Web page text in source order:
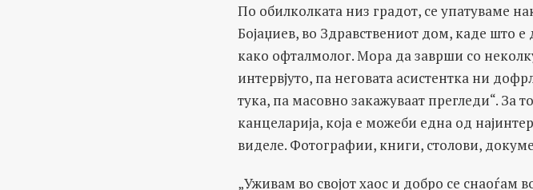
По обилколката низ градот, се упатуваме
Бојаџиев, во Здравствениот дом, каде што
како офталмолог. Мора да заврши со
интервјуто, па неговата асистентка ни
тука, па масовно закажуваат прегледи“. За
канцеларија, која е можеби една од
виделе. Фотографии, книги, столови,
„Уживам во својот хаос и добро се снаоѓам